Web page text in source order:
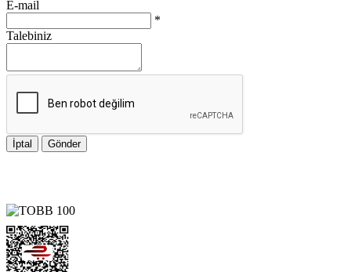
E-mail
*
Talebiniz
İptal Gönder